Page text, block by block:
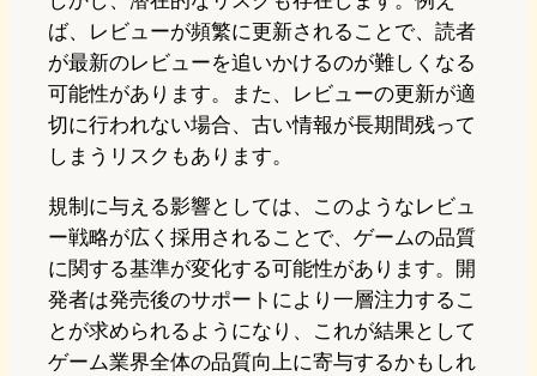
ば、レビューが頻繁に更新されることで、読者
が最新のレビューを追いかけるのが難しくなる
可能性があります。また、レビューの更新が適
切に行われない場合、古い情報が長期間残って
しまうリスクもあります。
規制に与える影響としては、このようなレビュ
ー戦略が広く採用されることで、ゲームの品質
に関する基準が変化する可能性があります。開
発者は発売後のサポートにより一層注力するこ
とが求められるようになり、これが結果として
ゲーム業界全体の品質向上に寄与するかもしれ